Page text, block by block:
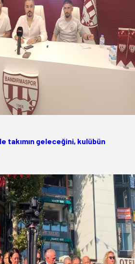
takımın geleceğini, kulübün